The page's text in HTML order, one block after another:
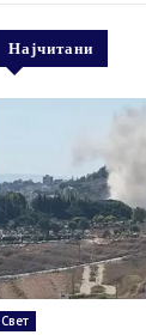
Најчитани
Свет